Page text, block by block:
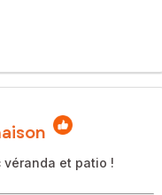
et patio !